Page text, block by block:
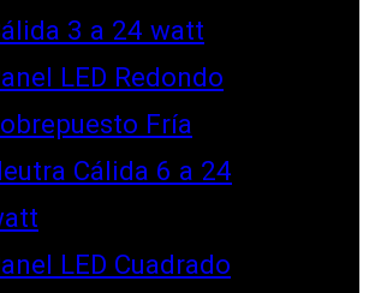
3 a 24 watt
LED Redondo
Fría
Cálida 6 a 24
LED Cuadrado